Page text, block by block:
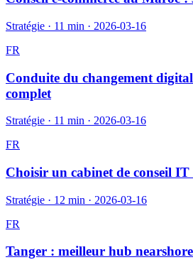
Stratégie · 11 min · 2026-03-16
FR
Conduite du changement
complet
Stratégie · 11 min · 2026-03-16
FR
Choisir un cabinet de conseil
Stratégie · 12 min · 2026-03-16
FR
Tanger : meilleur hub